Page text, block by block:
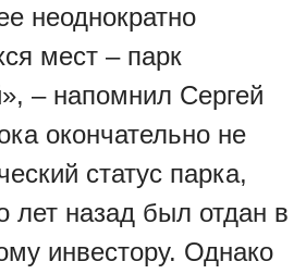
неоднократно
мест – парк
– напомнил Сергей
окончательно не
статус парка,
лет назад был отдан в
инвестору. Однако